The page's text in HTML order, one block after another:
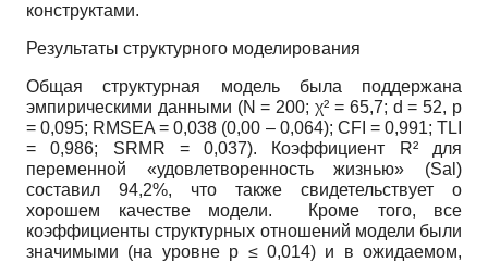
конструктами.
Результаты структурного моделирования
Общая структурная модель была поддержана
эмпирическими данными (N = 200; χ² = 65,7; d = 52, p
= 0,095; RMSEA = 0,038 (0,00 – 0,064); CFI = 0,991; TLI
= 0,986; SRMR = 0,037). Коэффициент R² для
переменной «удовлетворенность жизнью» (Sal)
составил 94,2%, что также свидетельствует о
хорошем качестве модели. Кроме того, все
коэффициенты структурных отношений модели были
значимыми (на уровне p ≤ 0,014) и в ожидаемом,